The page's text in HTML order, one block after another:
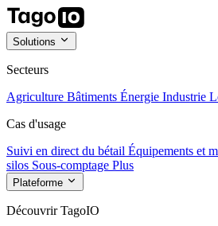
Solutions
Secteurs
Agriculture Bâtiments Énergie Industrie
Cas d'usage
Suivi en direct du bétail Équipements et
silos Sous-comptage Plus
Plateforme
Découvrir TagoIO